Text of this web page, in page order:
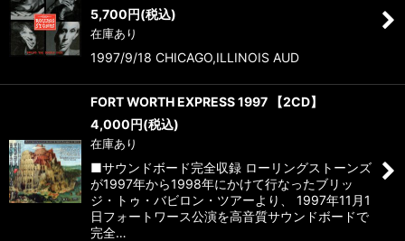
5,700円(税込)
在庫あり
1997/9/18 CHICAGO,ILLINOIS AUD
FORT WORTH EXPRESS 1997 【2CD】
4,000円(税込)
在庫あり
■サウンドボード完全収録 ローリングストーンズ
が1997年から1998年にかけて行なったブリッ
ジ・トゥ・バビロン・ツアーより、 1997年11月1
日フォートワース公演を高音質サウンドボードで
完全…